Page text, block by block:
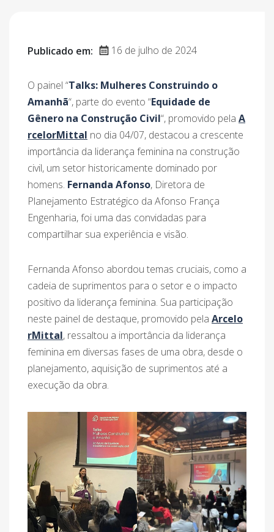
Publicado em: 16 de julho de 2024
O painel “Talks: Mulheres Construindo o
Amanhã“, parte do evento “Equidade de
Gênero na Construção Civil“, promovido pela A
rcelorMittal no dia 04/07, destacou a crescente
importância da liderança feminina na construção
civil, um setor historicamente dominado por
homens. Fernanda Afonso, Diretora de
Planejamento Estratégico da Afonso França
Engenharia, foi uma das convidadas para
compartilhar sua experiência e visão.
Fernanda Afonso abordou temas cruciais, como a
cadeia de suprimentos para o setor e o impacto
positivo da liderança feminina. Sua participação
neste painel de destaque, promovido pela Arcelo
rMittal, ressaltou a importância da liderança
feminina em diversas fases de uma obra, desde o
planejamento, aquisição de suprimentos até a
execução da obra.